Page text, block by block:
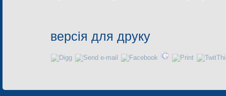
версія для друку